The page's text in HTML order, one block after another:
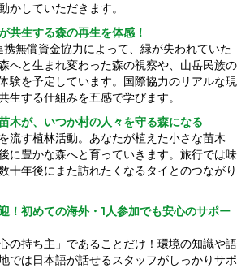
かしていただきます。
共生する森の再生を体感！
無償資金協力によって、緑が失われていた
へと生まれ変わった森の視察や、山岳民族の
験を予定しています。国際協力のリアルな現
生する仕組みを五感で学びます。
木が、いつか村の人々を守る森になる
流す植林活動。あなたが植えた小さな苗木
に豊かな森へと育っていきます。旅行では味
十年後にまた訪れたくなるタイとのつながり
！初めての海外・1人参加でも安心のサポー
の持ち主」であることだけ！環境の知識や語
では日本語が話せるスタッフがしっかりサポ